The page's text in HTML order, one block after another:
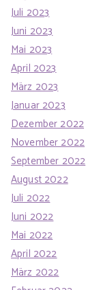
Juli 2023
Juni 2023
Mai 2023
April 2023
März 2023
Januar 2023
Dezember 2022
November 2022
September 2022
August 2022
Juli 2022
Juni 2022
Mai 2022
April 2022
März 2022